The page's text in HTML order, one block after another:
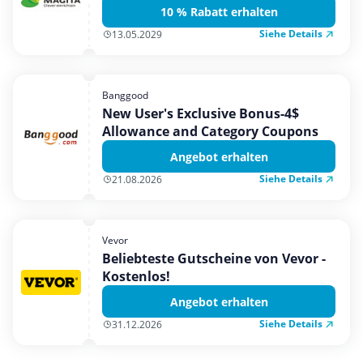
10 % Rabatt erhalten
13.05.2029 Siehe Details
Banggood
New User's Exclusive Bonus-4$
Allowance and Category Coupons
Angebot erhalten
21.08.2026 Siehe Details
Vevor
Beliebteste Gutscheine von Vevor -
Kostenlos!
Angebot erhalten
31.12.2026 Siehe Details